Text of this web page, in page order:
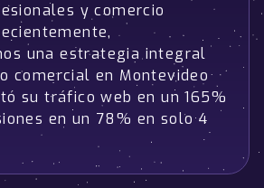
y comercio
una estrategia integral
comercial en Montevideo
su tráfico web en un 165%
en un 78% en solo 4